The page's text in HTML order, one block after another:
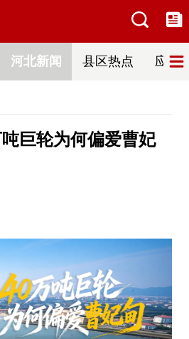
河北新闻 县区热点 应急
巨轮为何偏爱曹妃